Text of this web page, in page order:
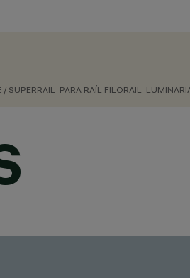
/ SUPERRAIL PARA RAÍL FILORAIL